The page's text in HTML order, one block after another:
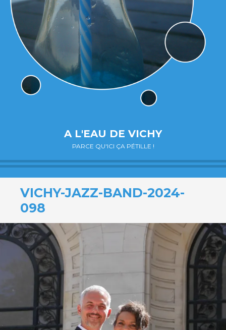
A L'EAU DE VICHY
PARCE QU'ICI ÇA PÉTILLE !
VICHY-JAZZ-BAND-2024-
098